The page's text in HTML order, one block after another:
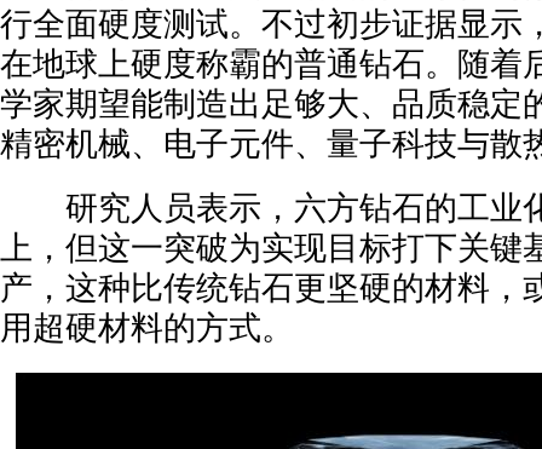
行全面硬度测试。不过初步证据显示
在地球上硬度称霸的普通钻石。随着
学家期望能制造出足够大、品质稳定
精密机械、电子元件、量子科技与散
研究人员表示，六方钻石的工业
上，但这一突破为实现目标打下关键
产，这种比传统钻石更坚硬的材料，
用超硬材料的方式。